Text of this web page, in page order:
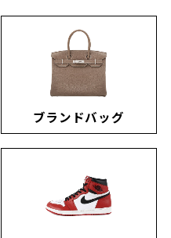
ブランドバッグ